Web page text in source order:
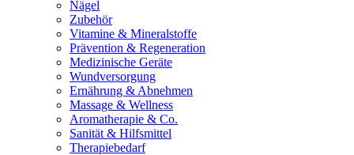
Nägel
Zubehör
Vitamine & Mineralstoffe
Prävention & Regeneration
Medizinische Geräte
Wundversorgung
Ernährung & Abnehmen
Massage & Wellness
Aromatherapie & Co.
Sanität & Hilfsmittel
Therapiebedarf